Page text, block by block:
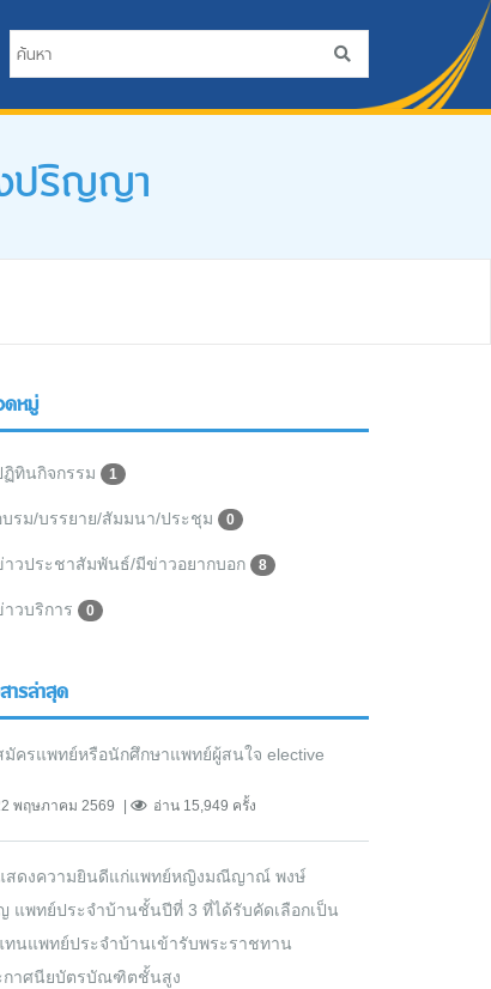
ปริญญา
ดหมู่
ฏิทินกิจกรรม 1
บรม/บรรยาย/สัมมนา/ประชุม 0
าวประชาสัมพันธ์/มีข่าวอยากบอก 8
วบริการ 0
ารล่าสุด
มัครแพทย์หรือนักศึกษาแพทย์ผู้สนใจ elective
พฤษภาคม 2569 อ่าน 15,949 ครั้ง
สดงความยินดีแก่แพทย์หญิงมณีญาณ์ พงษ์
แพทย์ประจำบ้านชั้นปีที่ 3 ที่ได้รับคัดเลือกเป็น
ทนแพทย์ประจำบ้านเข้ารับพระราชทาน
กาศนียบัตรบัณฑิตชั้นสูง